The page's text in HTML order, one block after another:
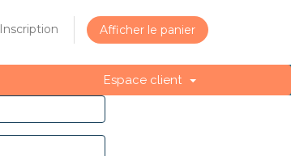
Inscription Afficher le panier
Espace client